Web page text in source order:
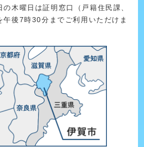
木曜日は証明窓口（戸籍住民課、
午後7時30分までご利用いただけま